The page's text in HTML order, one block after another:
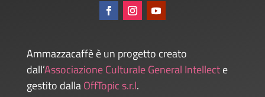
Ammazzacaffè è un progetto creato
dall’Associazione Culturale General Intellecte
gestito dallaOffTopic s.r.l.